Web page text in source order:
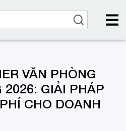
VĂN PHÒNG
2026: GIẢI PHÁP
CHO DOANH